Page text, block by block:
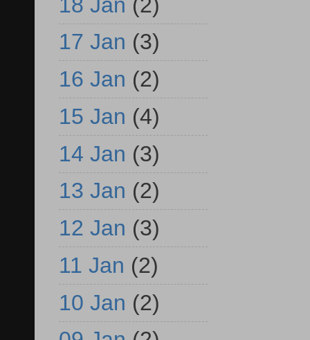
17 Jan (3)
16 Jan (2)
15 Jan (4)
14 Jan (3)
13 Jan (2)
12 Jan (3)
11 Jan (2)
10 Jan (2)